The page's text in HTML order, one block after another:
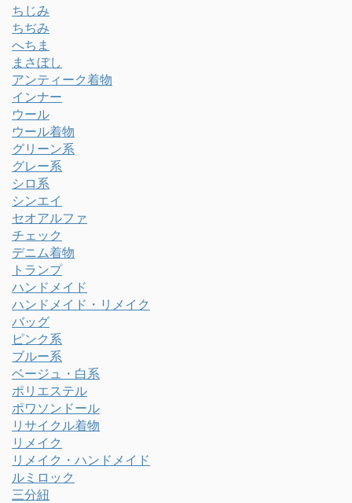
ちじみ
ちぢみ
へちま
まさぼし
アンティーク着物
インナー
ウール
ウール着物
グリーン系
グレー系
シロ系
シンエイ
セオアルファ
チェック
デニム着物
トランプ
ハンドメイド
ハンドメイド・リメイク
バッグ
ピンク系
ブルー系
ベージュ・白系
ポリエステル
ポワソンドール
リサイクル着物
リメイク
リメイク・ハンドメイド
ルミロック
三分紐